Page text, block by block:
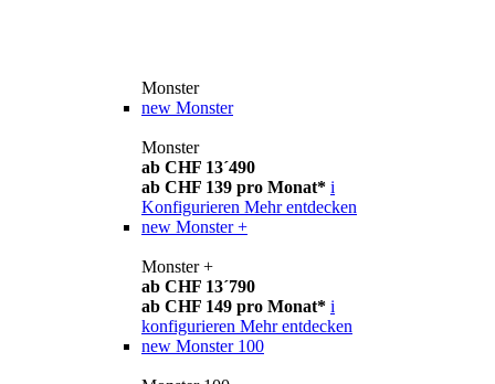
Monster
new Monster
Monster
ab CHF 13´490
ab CHF 139 pro Monat* i
Konfigurieren Mehr entdecken
new Monster +
Monster +
ab CHF 13´790
ab CHF 149 pro Monat* i
konfigurieren Mehr entdecken
new Monster 100